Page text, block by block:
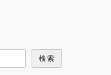
検索